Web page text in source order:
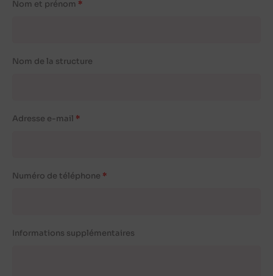
Nom et prénom
Nom de la structure
Adresse e-mail
Numéro de téléphone
Informations supplémentaires